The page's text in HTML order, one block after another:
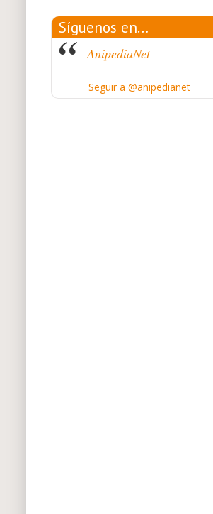
Síguenos en…
AnipediaNet
Seguir a @anipedianet